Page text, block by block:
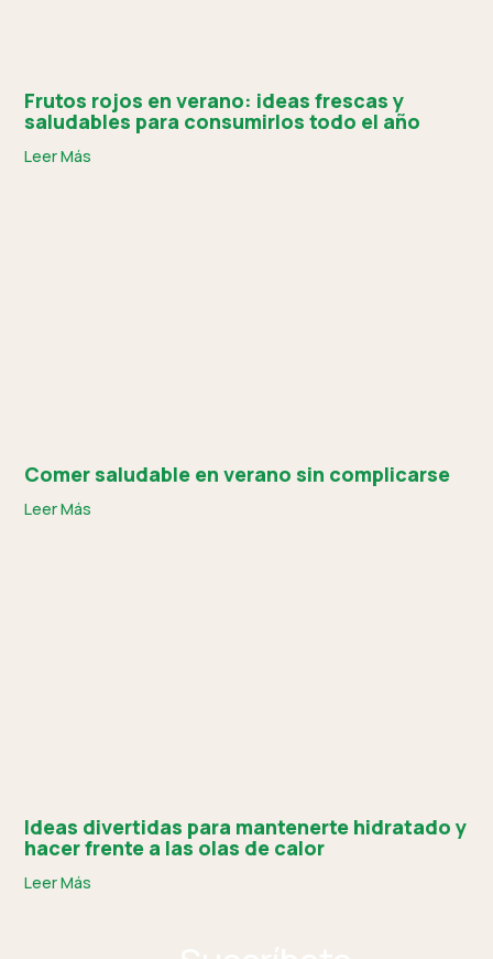
Frutos rojos en verano: ideas frescas y
saludables para consumirlos todo el año
Leer Más
Comer saludable en verano sin complicarse
Leer Más
Ideas divertidas para mantenerte hidratado y
hacer frente a las olas de calor
Leer Más